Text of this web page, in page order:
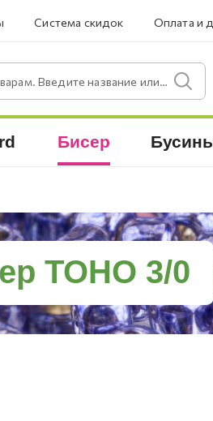
Система скидок Оплата и
Введите название или артикул.
Бисер
TOHO 3/0